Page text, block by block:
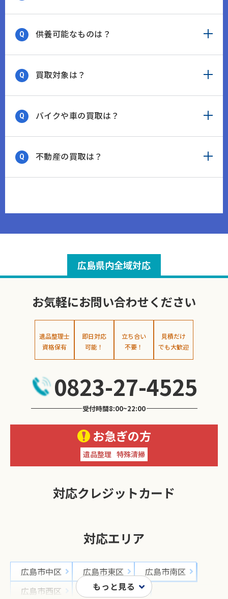
供養可能なものは？
買取対象は？
バイクや車の買取は？
不動産の買取は？
広島県内全域対応
お気軽にお問い合わせください
遺品整理士
資格保有
即日対応
可能！
立ち合い
不要！
見積だけ
でも大歓迎
0823-27-4525
受付時間8:00~22:00
お急ぎの方
遺品整理 特殊清掃
対応クレジットカード
対応エリア
広島市中区 広島市東区
広島市南区
広島市西区
広島市安佐南区